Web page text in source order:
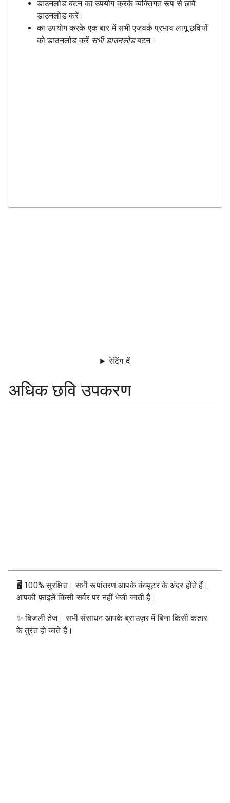
डाउनलोड बटन का उपयोग करके व्यक्तिगत रूप से छवि
डाउनलोड करें।
का उपयोग करके एक बार में सभी एजवर्क प्रभाव लागू छवियों
को डाउनलोड करें सभी डाउनलोडबटन।
रेटिंग दें
अधिक छवि उपकरण
🖥 100% सुरक्षित। सभी रूपांतरण आपके कंप्यूटर के अंदर होते हैं।
आपकी फ़ाइलें किसी सर्वर पर नहीं भेजी जाती हैं।
✨बिजली तेज। सभी संसाधन आपके ब्राउज़र में बिना किसी कतार
के तुरंत हो जाते हैं।